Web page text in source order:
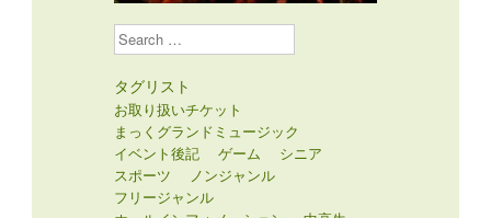
Search
タグリスト
お取り扱いチケット
まっくグランドミュージック
イベント後記
ゲーム
シニア
スポーツ
ノンジャンル
フリージャンル